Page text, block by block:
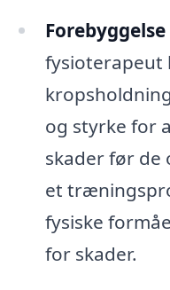
fysioterapeut
og styrke for
skader før de
et
fysiske
for skader.